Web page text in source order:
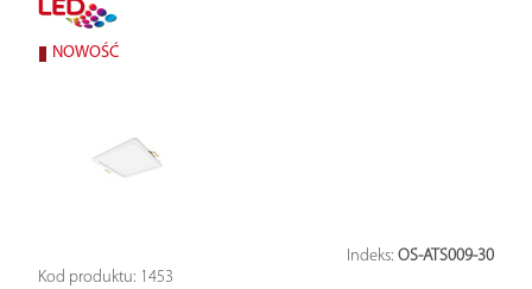
NOWOŚĆ
Indeks: OS-ATS009-30
Kod produktu: 1453